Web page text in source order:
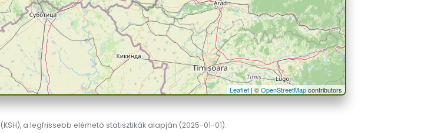
Leaflet | ©OpenStreetMapcontributors
a legfrissebb elérhető statisztikák alapján (2025-01-01).